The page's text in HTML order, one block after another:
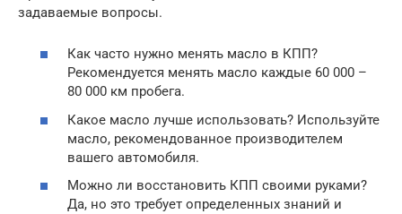
задаваемые вопросы.
Как часто нужно менять масло в КПП?
Рекомендуется менять масло каждые 60 000 –
80 000 км пробега.
Какое масло лучше использовать? Используйте
масло, рекомендованное производителем
вашего автомобиля.
Можно ли восстановить КПП своими руками?
Да, но это требует определенных знаний и